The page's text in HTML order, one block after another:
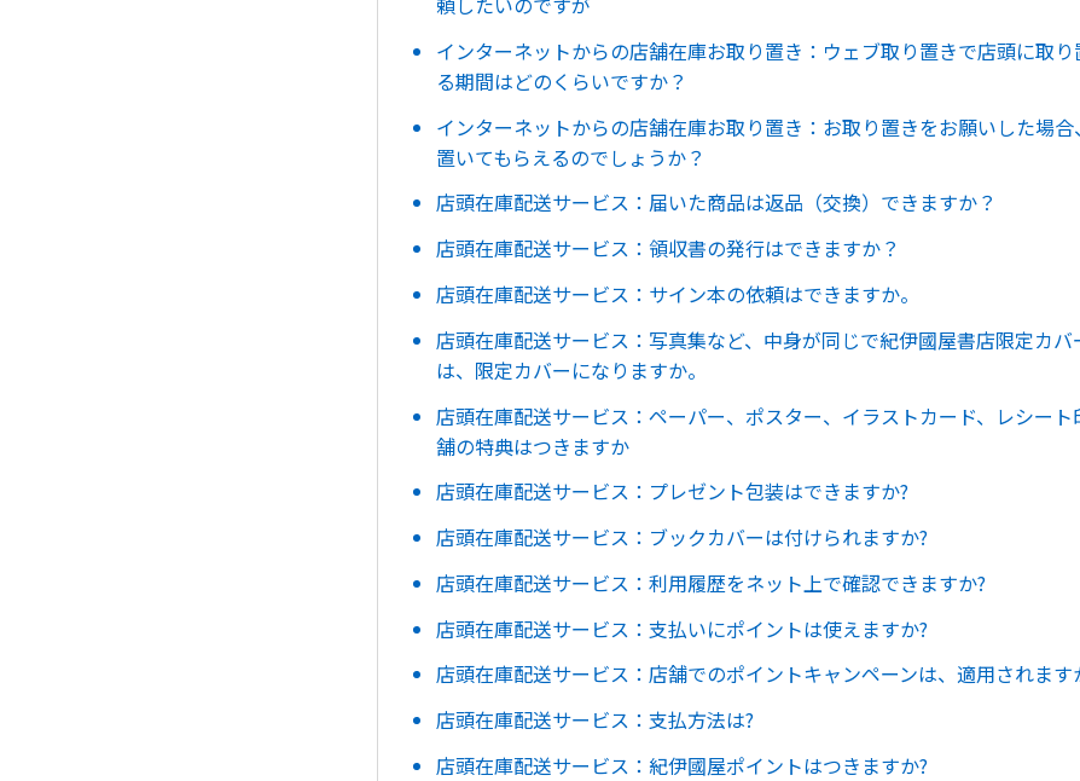
インターネットからの店舗在庫お取り置き：ウェブ取り置きで店頭に取
る期間はどのくらいですか？
インターネットからの店舗在庫お取り置き：お取り置きをお願いした場
置いてもらえるのでしょうか？
店頭在庫配送サービス：届いた商品は返品（交換）できますか？
店頭在庫配送サービス：領収書の発行はできますか？
店頭在庫配送サービス：サイン本の依頼はできますか。
店頭在庫配送サービス：写真集など、中身が同じで紀伊國屋書店限定カ
は、限定カバーになりますか。
店頭在庫配送サービス：ペーパー、ポスター、イラストカード、レシー
舗の特典はつきますか
店頭在庫配送サービス：プレゼント包装はできますか?
店頭在庫配送サービス：ブックカバーは付けられますか?
店頭在庫配送サービス：利用履歴をネット上で確認できますか?
店頭在庫配送サービス：支払いにポイントは使えますか?
店頭在庫配送サービス：店舗でのポイントキャンペーンは、適用されます
店頭在庫配送サービス：支払方法は?
店頭在庫配送サービス：紀伊國屋ポイントはつきますか?